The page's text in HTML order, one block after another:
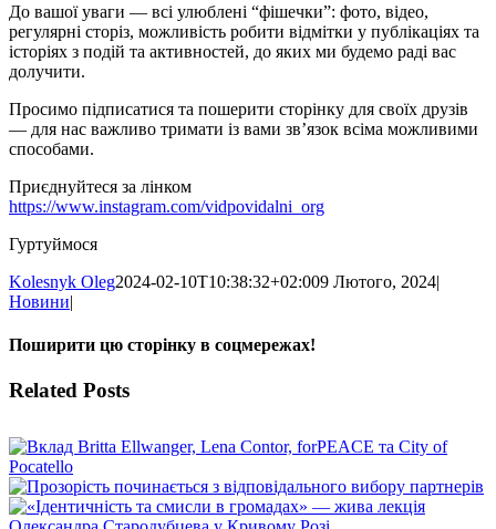
До вашої уваги — всі улюблені “фішечки”: фото, відео,
регулярні сторіз, можливість робити відмітки у публікаціях та
історіях з подій та активностей, до яких ми будемо раді вас
долучити.
Просимо підписатися та пошерити сторінку для своїх друзів
— для нас важливо тримати із вами зв’язок всіма можливими
способами.
Приєднуйтеся за лінком
https://www.instagram.com/vidpovidalni_org
Гуртуймося
Kolesnyk Oleg2024-02-10T10:38:32+02:009 Лютого, 2024|
Новини|
Поширити цю сторінку в соцмережах!
Facebook
X
WhatsApp
Telegram
Related Posts